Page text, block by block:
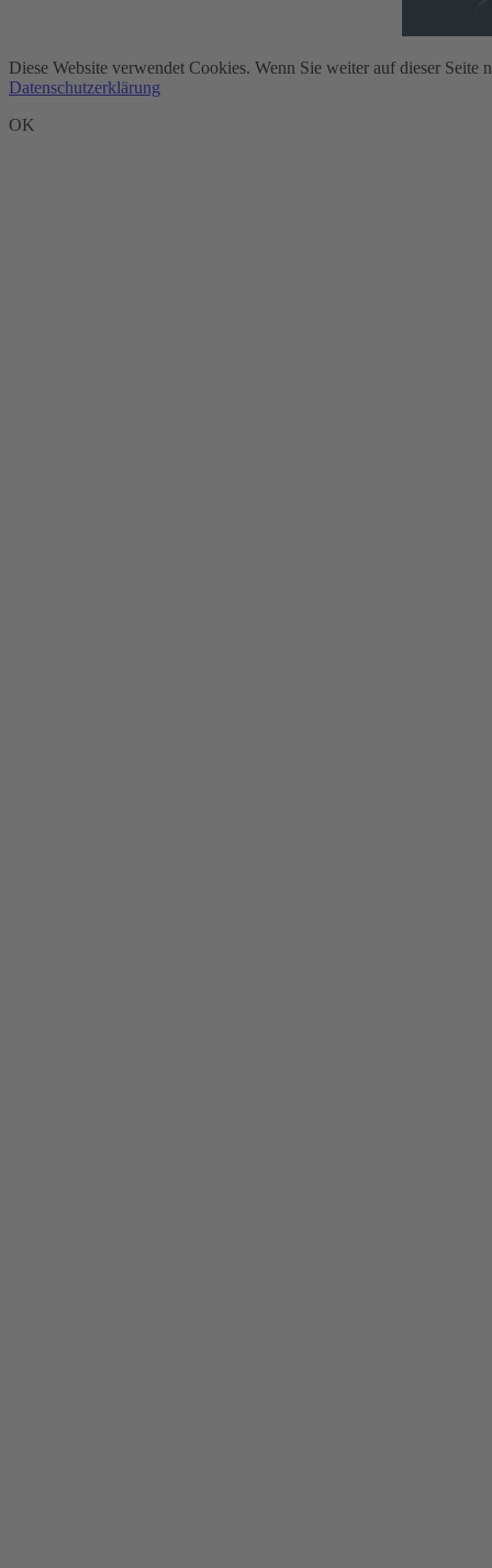
Diese Website verwendet Cookies. Wenn Sie weiter auf dieser
Datenschutzerklärung
OK